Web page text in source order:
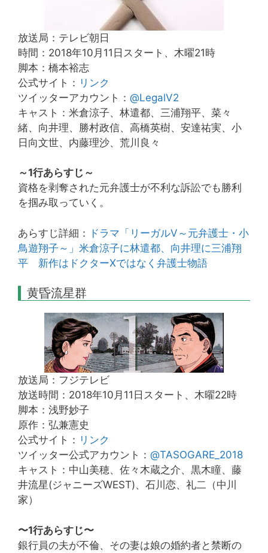
放送局：テレビ朝日
時間：2018年10月11日スタート、木曜21時
脚本：橋本裕志
公式サイト： リンク
ツイッターアカウント： @LegalV2
キャスト：米倉涼子、林遣都、三浦翔平、菜々
緒、向井理、勝村政信、高橋英樹、安達祐実、小
日向文世、内藤理沙、荒川良々
～1行あらすじ～
資格を剥奪された元弁護士が不利な訴訟でも勝利
を掴み取っていく。
あらすじ詳細：
ドラマ「リーガルV～元弁護士・小
鳥遊翔子～」米倉涼子に林遣都、向井理に三浦翔
平 新作はドクターXではなく弁護士物語
黄昏流星群
放送局：フジテレビ
放送時間：2018年10月11日スタート、木曜22時
脚本：浅野妙子
原作：弘兼憲史
公式サイト： リンク
ツイッター公式アカウント： @TASOGARE_2018
キャスト：中山美穂、佐々木蔵之介、黒木瞳、藤
井流星(ジャニーズWEST)、石川恋、礼二（中川
家）
〜1行あらすじ〜
銀行員の夫が不倫、その妻は娘の婚約者と禁断の